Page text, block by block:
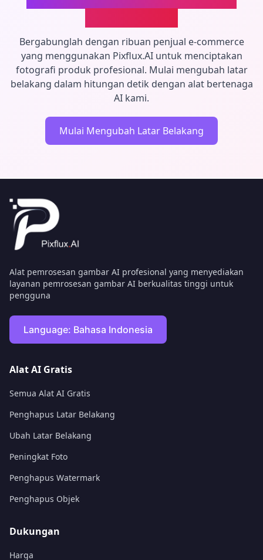
Bergabunglah dengan ribuan penjual e-commerce
yang menggunakan Pixflux.AI untuk menciptakan
fotografi produk profesional. Mulai mengubah latar
belakang dalam hitungan detik dengan alat bertenaga
AI kami.
Mulai Mengubah Latar Belakang
Alat pemrosesan gambar AI profesional yang menyediakan
layanan pemrosesan gambar AI berkualitas tinggi untuk
pengguna
Language: Bahasa Indonesia
Alat AI Gratis
Semua Alat AI Gratis
Penghapus Latar Belakang
Ubah Latar Belakang
Peningkat Foto
Penghapus Watermark
Penghapus Objek
Dukungan
Harga